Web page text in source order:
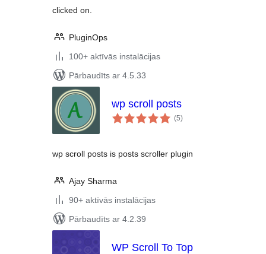
clicked on.
PluginOps
100+ aktīvās instalācijas
Pārbaudīts ar 4.5.33
wp scroll posts
(5vērtējumu
kopsumma
)
wp scroll posts is posts scroller plugin
Ajay Sharma
90+ aktīvās instalācijas
Pārbaudīts ar 4.2.39
WP Scroll To Top